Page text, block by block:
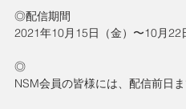
◎配信期間
2021年10月15日（金）〜10月22
◎
NSM会員の皆様には、配信前日